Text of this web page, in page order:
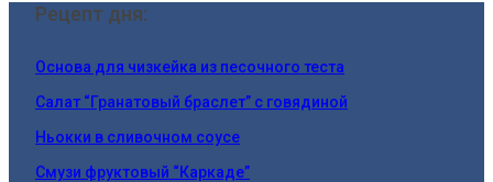
Рецепт дня:
Основа для чизкейка из песочного теста
Салат “Гранатовый браслет” с говядиной
Ньокки в сливочном соусе
Смузи фруктовый “Каркаде”